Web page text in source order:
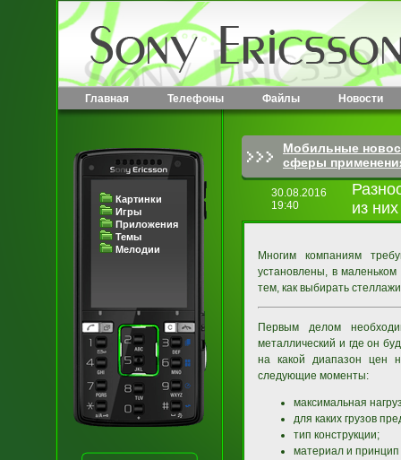
Главная Телефоны Файлы Новости
Картинки
Игры
Приложения
Темы
Мелодии
Мобильные
сферы
30.08.2016
19:40
из
Многим компаниям
установлены, в
тем, как выбирать
Первым делом
металлический и где он
на какой диапазон цен
следующие моменты:
максимальная
для каких грузов
тип конструкции;
материал и